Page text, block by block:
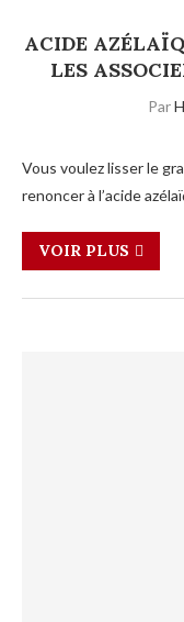
ACIDE
LES
Par
Vous voulez lisser le
renoncer à l’acide
VOIR PLUS